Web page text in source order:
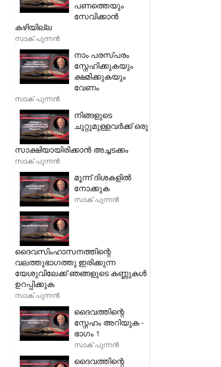
പണത്തെയും
സേവിക്കാൻ
കഴിയില്ല
സാക് പുന്നൻ
നാം പരസ്പരം
സ്നേഹിക്കുകയും
ക്ഷമിക്കുകയും
വേണം
സാക് പുന്നൻ
നിങ്ങളുടെ
ചുറ്റുമുള്ളവർക്ക് ഒരു
സാക്ഷിയായിരിക്കാൻ അച്ചടക്കം
സാക് പുന്നൻ
മൂന്ന് ദിശകളിൽ
നോക്കുക
സാക് പുന്നൻ
ദൈവസിംഹാസനത്തിന്റെ
വലത്തുഭാഗത്തു ഇരിക്കുന്ന
യേശുവിലേക്ക് ഞങ്ങളുടെ കണ്ണുകൾ
ഉറപ്പിക്കുക
സാക് പുന്നൻ
ദൈവത്തിന്റെ
സ്നേഹം അറിയുക -
ഭാഗം 1
സാക് പുന്നൻ
ദൈവത്തിന്റെ